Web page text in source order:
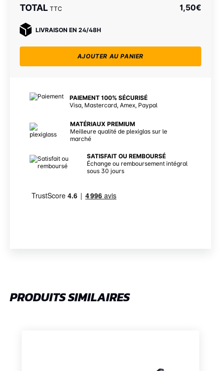
TOTAL TTC 1,50€
LIVRAISON EN 24/48H
AJOUTER AU PANIER
PAIEMENT 100% SÉCURISÉ
Visa, Mastercard, Amex, Paypal
MATÉRIAUX PREMIUM
Meilleure qualité de plexiglas sur le
marché
SATISFAIT OU REMBOURSÉ
Échange ou remboursement intégral
sous 30 jours
PRODUITS SIMILAIRES